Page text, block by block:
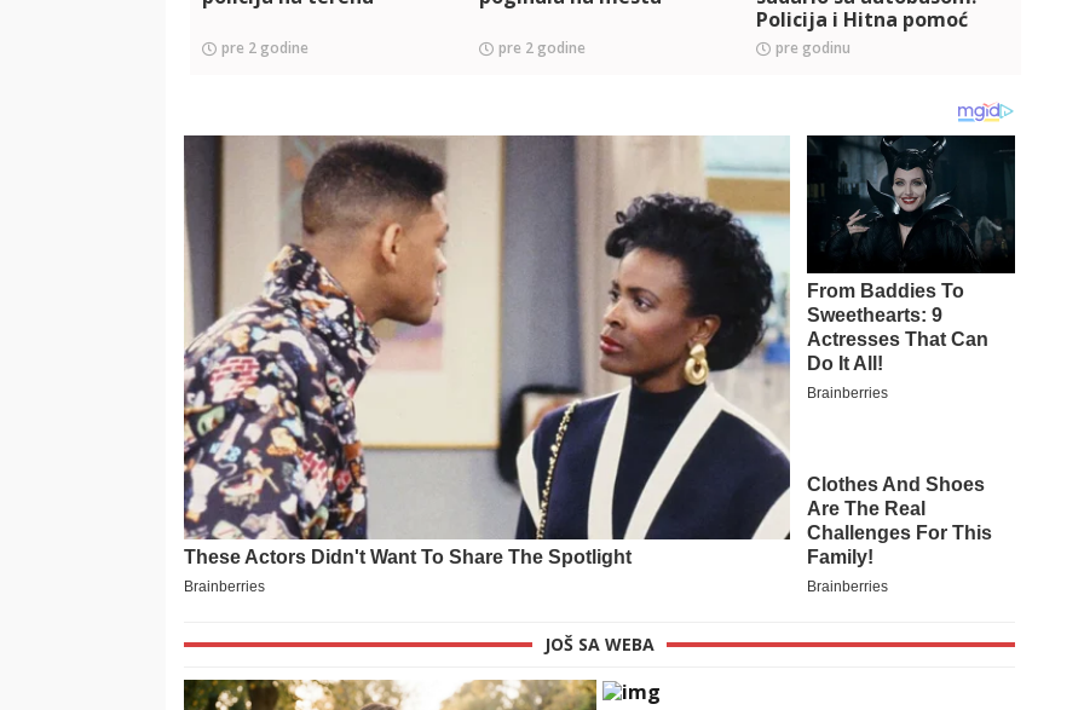
pre 2 godine pre 2 godine
Policija i Hitna pomoć
na terenu! Ulica
BLOKIRANA
pre godinu
JOŠ SA WEBA